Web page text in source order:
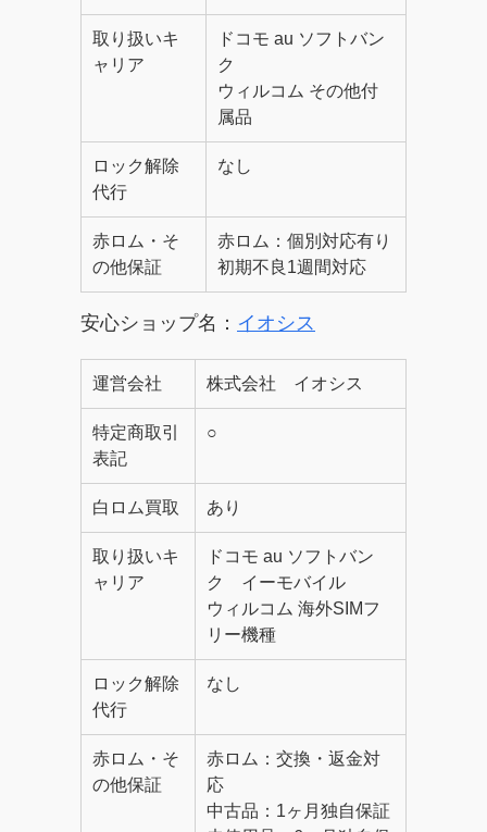
取り扱いキ
ャリア
ドコモ au ソフトバン
ク
ウィルコム その他付
属品
ロック解除
代行
なし
赤ロム・そ
の他保証
赤ロム：個別対応有り
初期不良1週間対応
安心ショップ名： イオシス
運営会社 株式会社 イオシス
特定商取引
表記
○
白ロム買取 あり
取り扱いキ
ャリア
ドコモ au ソフトバン
ク イーモバイル
ウィルコム 海外SIMフ
リー機種
ロック解除
代行
なし
赤ロム・そ
の他保証
赤ロム：交換・返金対
応
中古品：1ヶ月独自保証